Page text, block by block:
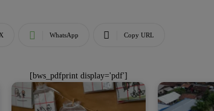
X WhatsApp Copy URL
[bws_pdfprint display='pdf']